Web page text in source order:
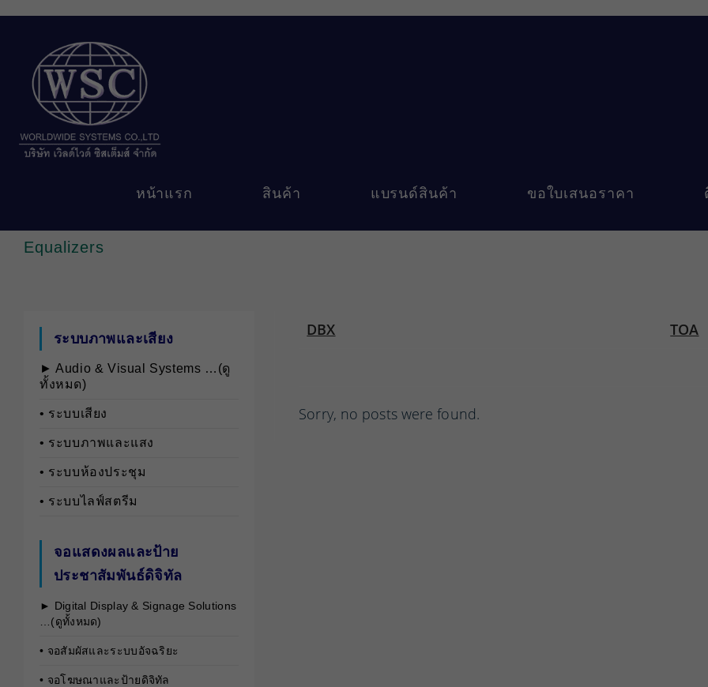
หน้าแรก สินค้า แบรนด์สินค้า ขอใบเสนอราคา
Equalizers
ระบบภาพและเสียง
► Audio & Visual Systems …(ดู
ทั้งหมด)
• ระบบเสียง
• ระบบภาพและแสง
• ระบบห้องประชุม
• ระบบไลฟ์สตรีม
จอแสดงผลและป้าย
ประชาสัมพันธ์ดิจิทัล
► Digital Display & Signage Solutions
…(ดูทั้งหมด)
• จอสัมผัสและระบบอัจฉริยะ
• จอโฆษณาและป้ายดิจิทัล
DBX TOA
Sorry, no posts were found.